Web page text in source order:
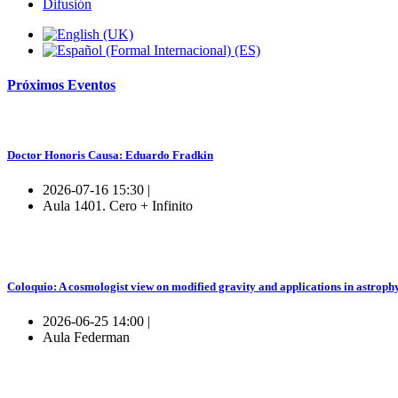
Difusión
Próximos Eventos
Doctor Honoris Causa: Eduardo Fradkin
2026-07-16 15:30 |
Aula 1401. Cero + Infinito
Coloquio: A cosmologist view on modified gravity and applications in
2026-06-25 14:00 |
Aula Federman